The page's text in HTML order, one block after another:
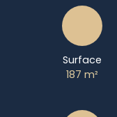
Surface
187m²